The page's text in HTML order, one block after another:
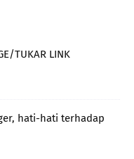
TUKAR LINK
hati-hati terhadap